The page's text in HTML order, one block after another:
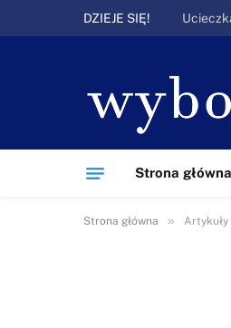
DZIEJE SIĘ!
Strona główna
Strona główna » Artykuły